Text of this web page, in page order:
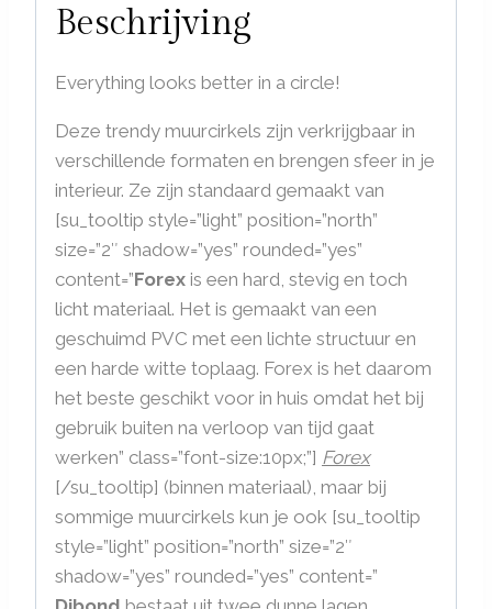
Beschrijving
Everything looks better in a circle!
Deze trendy muurcirkels zijn verkrijgbaar in
verschillende formaten en brengen sfeer in je
interieur. Ze zijn standaard gemaakt van
[su_tooltip style=”light” position=”north”
size=”2″ shadow=”yes” rounded=”yes”
content=”Forex is een hard, stevig en toch
licht materiaal. Het is gemaakt van een
geschuimd PVC met een lichte structuur en
een harde witte toplaag. Forex is het daarom
het beste geschikt voor in huis omdat het bij
gebruik buiten na verloop van tijd gaat
werken” class=”font-size:10px;”] Forex
[/su_tooltip] (binnen materiaal), maar bij
sommige muurcirkels kun je ook [su_tooltip
style=”light” position=”north” size=”2″
shadow=”yes” rounded=”yes” content=”